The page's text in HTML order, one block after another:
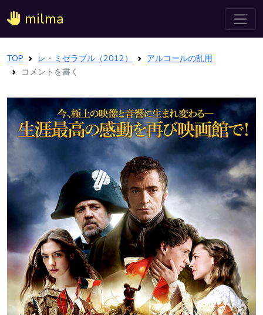
milma
TOP レ・ミゼラブル（2012）
アルコールの乱用
コメントを書く